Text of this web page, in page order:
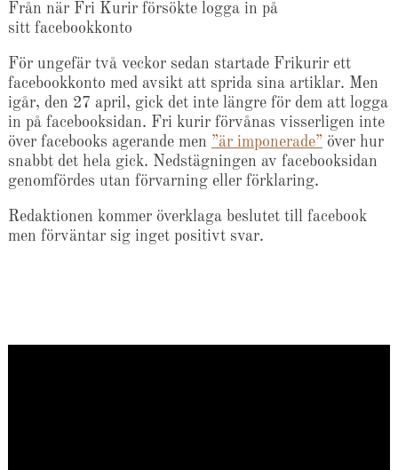
Från när Fri Kurir försökte logga in på
sitt facebookkonto
För ungefär två veckor sedan startade Frikurir ett
facebookkonto med avsikt att sprida sina artiklar. Men
igår, den 27 april, gick det inte längre för dem att logga
in på facebooksidan. Fri kurir förvånas visserligen inte
över facebooks agerande men ”är imponerade” över hur
snabbt det hela gick. Nedstägningen av facebooksidan
genomfördes utan förvarning eller förklaring.
Redaktionen kommer överklaga beslutet till facebook
men förväntar sig inget positivt svar.